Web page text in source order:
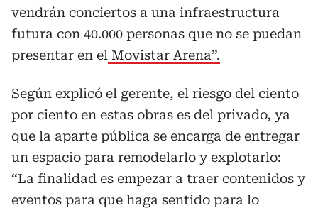
vendrán conciertos a una infraestructura
futura con 40.000 personas que no se puedan
presentar en el Movistar Arena”.
Según explicó el gerente, el riesgo del ciento
por ciento en estas obras es del privado, ya
que la aparte pública se encarga de entregar
un espacio para remodelarlo y explotarlo:
“La finalidad es empezar a traer contenidos y
eventos para que haga sentido para lo